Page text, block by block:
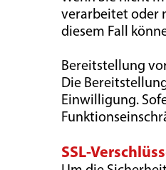
verarbeitet oder
diesem Fall
Bereitstellung
Die
Einwilligung.
SSL-